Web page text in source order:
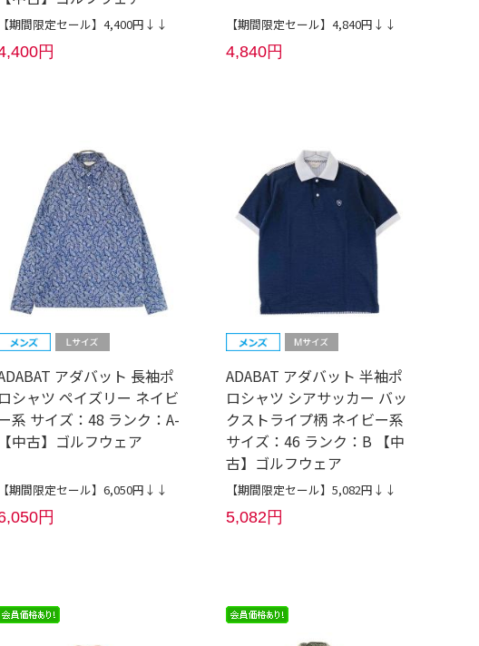
【期間限定セール】4,400円↓↓
円
【期間限定セール】4,840円↓↓
4,840円
アダバット 長袖ポ
ロシャツ ペイズリー ネイビ
系 サイズ：48 ランク：A-
【中古】ゴルフウェア
【期間限定セール】6,050円↓↓
円
ADABAT アダバット 半袖ポ
ロシャツ シアサッカー バッ
クストライプ柄 ネイビー系
サイズ：46 ランク：B 【中
古】ゴルフウェア
【期間限定セール】5,082円↓↓
5,082円